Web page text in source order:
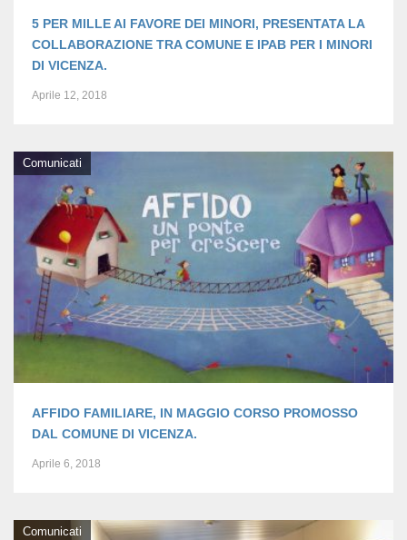
5 PER MILLE AI FAVORE DEI MINORI, PRESENTATA LA
COLLABORAZIONE TRA COMUNE E IPAB PER I MINORI
DI VICENZA.
Aprile 12, 2018
Comunicati
AFFIDO FAMILIARE, IN MAGGIO CORSO PROMOSSO
DAL COMUNE DI VICENZA.
Aprile 6, 2018
Comunicati